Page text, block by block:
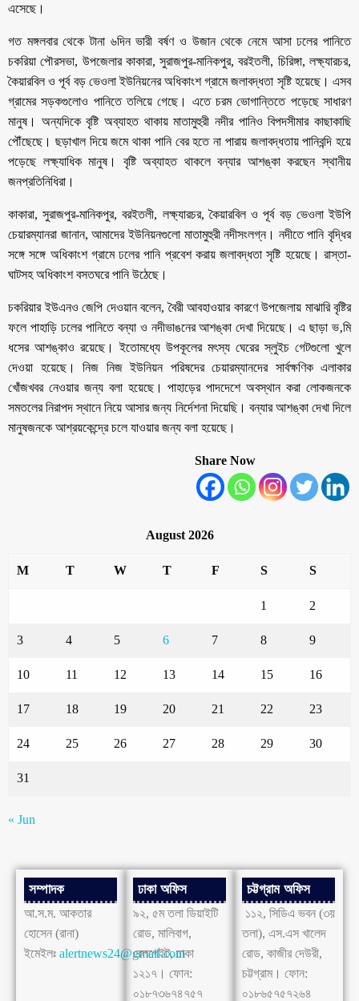
এসেছে।
গত মঙ্গলবার থেকে টানা ৬দিন ভারী বর্ষণ ও উজান থেকে নেমে আসা ঢলের পানিতে
চকরিয়া পৌরসভা, উপজেলার কাকারা, সুরাজপুর-মানিকপুর, বরইতলী, চিরিঙ্গা, লক্ষ্যারচর,
কৈয়ারবিল ও পূর্ব বড় ভেওলা ইউনিয়নের অধিকাংশ গ্রামে জলাবদ্ধতা সৃষ্টি হয়েছে। এসব
গ্রামের সড়কগুলোও পানিতে তলিয়ে গেছে। এতে চরম ভোগান্তিতে পড়েছে সাধারণ
মানুষ। অন্যদিকে বৃষ্টি অব্যাহত থাকায় মাতামুহুরী নদীর পানিও বিপদসীমার কাছাকাছি
পৌঁছেছে। ছড়াখাল দিয়ে জমে থাকা পানি বের হতে না পারায় জলাবদ্ধতায় পানিবন্দি হয়ে
পড়েছে লক্ষ্যাধিক মানুষ। বৃষ্টি অব্যাহত থাকলে বন্যার আশঙ্কা করছেন স্থানীয়
জনপ্রতিনিধিরা।
কাকারা, সুরাজপুর-মানিকপুর, বরইতলী, লক্ষ্যারচর, কৈয়ারবিল ও পূর্ব বড় ভেওলা ইউপি
চেয়ারম্যানরা জানান, আমাদের ইউনিয়নগুলো মাতামুহুরী নদীসংলগ্ন। নদীতে পানি বৃদ্ধির
সঙ্গে সঙ্গে অধিকাংশ গ্রামে ঢলের পানি প্রবেশ করায় জলাবদ্ধতা সৃষ্টি হয়েছে। রাস্তা-
ঘাটসহ অধিকাংশ বসতঘরে পানি উঠেছে।
চকরিয়ার ইউএনও জেপি দেওয়ান বলেন, বৈরী আবহাওয়ার কারণে উপজেলায় মাঝারি বৃষ্টির
ফলে পাহাড়ি ঢলের পানিতে বন্যা ও নদীভাঙনের আশঙ্কা দেখা দিয়েছে। এ ছাড়া ভ‚মি
ধসের আশঙ্কাও রয়েছে। ইতোমধ্যে উপকূলের মৎস্য ঘেরের স্লুইচ গেটগুলো খুলে
দেওয়া হয়েছে। নিজ নিজ ইউনিয়ন পরিষদের চেয়ারম্যানদের সার্বক্ষণিক এলাকার
খোঁজখবর নেওয়ার জন্য বলা হয়েছে। পাহাড়ের পাদদেশে অবস্থান করা লোকজনকে
সমতলের নিরাপদ স্থানে নিয়ে আসার জন্য নির্দেশনা দিয়েছি। বন্যার আশঙ্কা দেখা দিলে
মানুষজনকে আশ্রয়কেন্দ্রে চলে যাওয়ার জন্য বলা হয়েছে।
Share Now
August 2026
M T W T F S S
1 2
3 4 5 6 7 8 9
10 11 12 13 14 15 16
17 18 19 20 21 22 23
24 25 26 27 28 29 30
31
« Jun
সম্পাদক
আ.স.ম. আকতার
হোসেন (রানা)
ইমেইলঃ alertnews24@gmail.com
ঢাকা অফিস
৯২, ৫ম তলা ডিয়াইটি
রোড, মালিবাগ,
রেলগেইট, ঢাকা
১২১৭। ফোন:
০১৮৭৩৬৭৪৭৫৭
চট্টগ্রাম অফিস
১১২, সিডিএ ভবন (৩য়
তলা), এস.এস খালেদ
রোড, কাজীর দেউরী,
চট্টগ্রাম। ফোন:
০১৮৬৫৭৫৭২৬৪